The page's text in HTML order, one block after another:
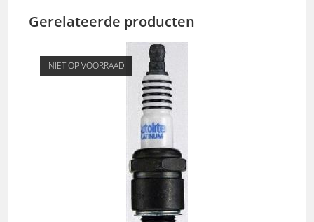
Gerelateerde producten
NIET OP VOORRAAD